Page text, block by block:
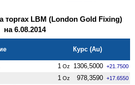
торгах LBM (London Gold Fixing)
на 6.08.2014
Курс (Au)
1 Oz 1306,5000 +21.7500
1 Oz 978,3590 +17.6550